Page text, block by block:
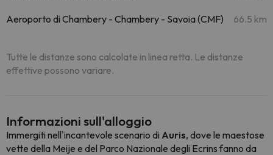
Aeroporto di Chambery - Chambery - Savoia (CMF) 66.5 km
Tutte le distanze sono calcolate in linea retta. Le distanze
effettive possono variare.
Informazioni sull'alloggio
Immergiti nell'incantevole scenario di Auris, dove le maestose
vette della Meije e del Parco Nazionale degli Ecrins fanno da